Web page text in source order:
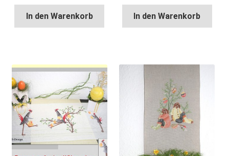
In den Warenkorb In den Warenkorb